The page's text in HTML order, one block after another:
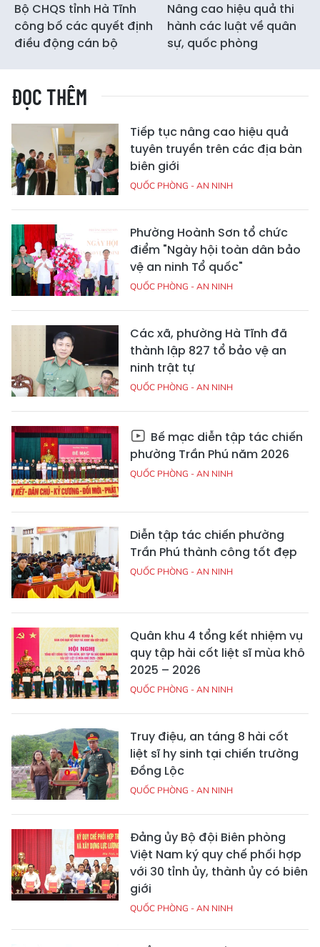
Bộ CHQS tỉnh Hà Tĩnh
công bố các quyết định
điều động cán bộ
Nâng cao hiệu quả thi
hành các luật về quân
sự, quốc phòng
ĐỌC THÊM
Tiếp tục nâng cao hiệu quả
tuyên truyền trên các địa bàn
biên giới
QUỐC PHÒNG - AN NINH
Phường Hoành Sơn tổ chức
điểm "Ngày hội toàn dân bảo
vệ an ninh Tổ quốc"
QUỐC PHÒNG - AN NINH
Các xã, phường Hà Tĩnh đã
thành lập 827 tổ bảo vệ an
ninh trật tự
QUỐC PHÒNG - AN NINH
Bế mạc diễn tập tác chiến
phường Trần Phú năm 2026
QUỐC PHÒNG - AN NINH
Diễn tập tác chiến phường
Trần Phú thành công tốt đẹp
QUỐC PHÒNG - AN NINH
Quân khu 4 tổng kết nhiệm vụ
quy tập hài cốt liệt sĩ mùa khô
2025 – 2026
QUỐC PHÒNG - AN NINH
Truy điệu, an táng 8 hài cốt
liệt sĩ hy sinh tại chiến trường
Đồng Lộc
QUỐC PHÒNG - AN NINH
Đảng ủy Bộ đội Biên phòng
Việt Nam ký quy chế phối hợp
với 30 tỉnh ủy, thành ủy có biên
giới
QUỐC PHÒNG - AN NINH